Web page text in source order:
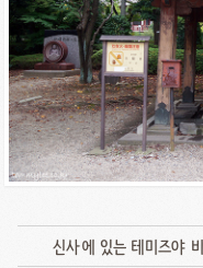
신사에 있는 테미즈야